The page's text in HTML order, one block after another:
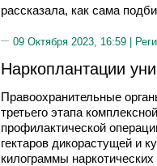
рассказала, как сама
09 Октября 2023, 16:59 |
Наркоплантации
Правоохранительные
третьего этапа
профилактической
гектаров дикорастущей и
килограммы наркотических